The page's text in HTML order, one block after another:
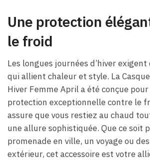
Une protection
le froid
Les longues journées d’hiver
qui allient chaleur et style. La
Hiver Femme April a été conçue
protection exceptionnelle contre le
assure que vous restiez au chaud
une allure sophistiquée. Que ce soit
promenade en ville, un voyage ou
extérieur, cet accessoire est votre